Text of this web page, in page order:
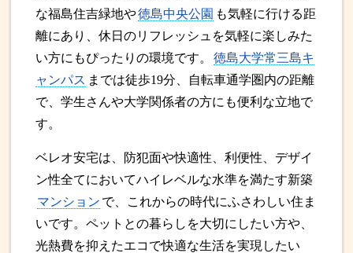
な福島住吉緑地や徳島中央公園 も気軽に行ける距
離にあり、休日のリフレッシュを気軽に楽しみた
い方にもぴったりの環境です。
徳島大学常三島キ
ャンパス までは徒歩19分、自転車通学圏内の距離
で、学生さんや大学関係者の方にも便利な立地で
す。
ベレオ安宅は、防犯面や快適性、利便性、デザイ
ン性全てにおいてハイレベルな水準を満たす新築
マンション で、これからの時代にふさわしい住ま
いです。ペットとの暮らしを大切にしたい方や、
光熱費を抑えたエコで快適な生活を実現したい